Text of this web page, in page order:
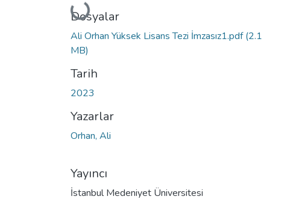
Yükleniyor...
Dosyalar
Ali Orhan Yüksek Lisans Tezi İmzasız1.pdf(2.1
MB)
Tarih
2023
Yazarlar
Orhan, Ali
Yayıncı
İstanbul Medeniyet Üniversitesi